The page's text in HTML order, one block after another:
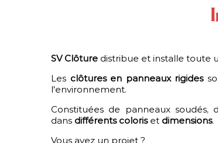
étendue de portails et de
portillons vous apportera
entière satisfaction.
CLÔTURE INDUSTRIELLE
SV Clôture distribue et installe toute
Les clôtures en panneaux rigides
l'environnement.
Constituées de panneaux
dans différents coloriset dimensions.
Vous avez un projet ?